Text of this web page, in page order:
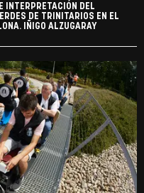
INTERPRETACIÓN DEL
DE TRINITARIOS EN EL
IÑIGO ALZUGARAY